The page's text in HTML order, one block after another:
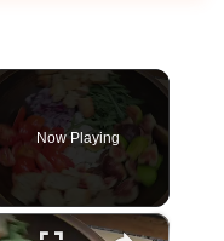
Now Playing
×